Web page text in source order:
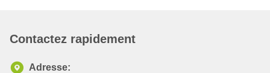
Contactez rapidement
Adresse: